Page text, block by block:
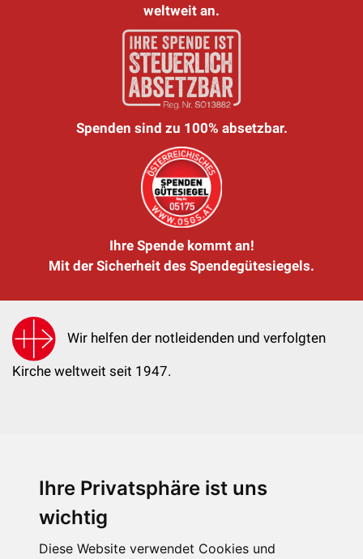
Ihre Privatsphäre ist uns
wichtig
Diese Website verwendet Cookies und
weltweit an.
Spenden sind zu 100% absetzbar.
Ihre Spende kommt an!
Mit der Sicherheit des Spendegütesiegels.
Wir helfen der notleidenden und verfolgten
Kirche weltweit seit 1947.
KIRCHE IN NOT - Österreich
kin@kircheinnot.at